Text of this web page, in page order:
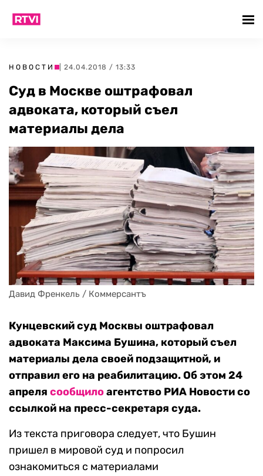
НОВОСТИ | 24.04.2018 / 13:33
Суд в Москве оштрафовал
адвоката, который съел
материалы дела
Давид Френкель / Коммерсантъ
Кунцевский суд Москвы оштрафовал
адвоката Максима Бушина, который съел
материалы дела своей подзащитной, и
отправил его на реабилитацию. Об этом 24
апреля сообщилоагентство РИА Новости со
ссылкой на пресс-секретаря суда.
Из текста приговора следует, что Бушин
пришел в мировой суд и попросил
ознакомиться с материалами